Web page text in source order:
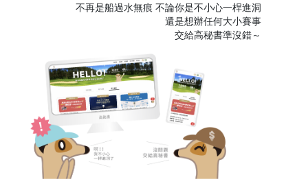
不再是船過水無痕 不論你是不小心一桿進洞
還是想辦任何大小賽事
交給高秘書準沒錯～